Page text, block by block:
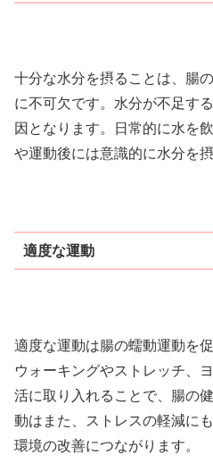
十分な水分を摂ることは、腸
に不可欠です。水分が不足す
因となります。日常的に水を
や運動後には意識的に水分を
適度な運動
適度な運動は腸の蠕動運動を
ウォーキングやストレッチ、
活に取り入れることで、腸の
動はまた、ストレスの軽減に
環境の改善につながります。